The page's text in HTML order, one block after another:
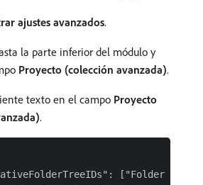
ajustes avanzados.
la parte inferior del módulo y
Proyecto (colección avanzada).
texto en el campo Proyecto
.
["Folder Tree